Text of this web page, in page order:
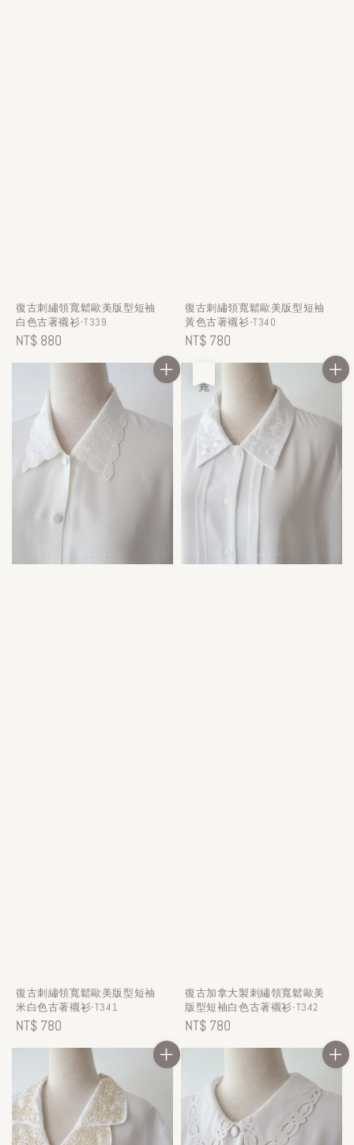
復古刺繡領寬鬆歐美版型短袖
白色古著襯衫-T339
Regular
price
NT$ 880
復古刺繡領寬鬆歐美版型短袖
黃色古著襯衫-T340
Regular
price
NT$ 780
復古刺繡領寬鬆歐美版型短袖
米白色古著襯衫-T341
Regular
price
NT$ 780
復古加拿大製刺繡領寬鬆歐美
版型短袖白色古著襯衫-T342
Regular
price
NT$ 780